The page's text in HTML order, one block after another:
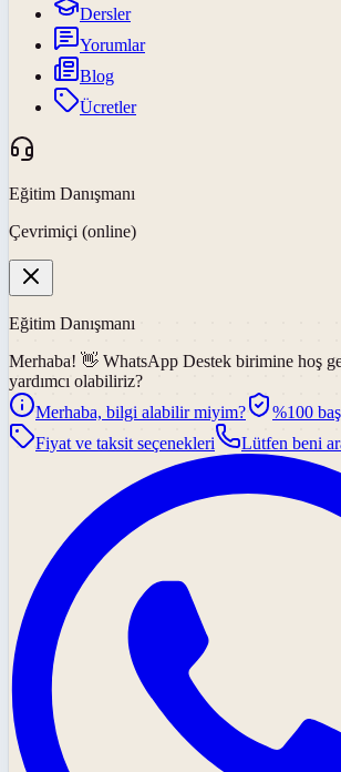
Dersler
Yorumlar
Blog
Ücretler
Eğitim Danışmanı
Çevrimiçi (online)
Eğitim Danışmanı
Merhaba! 👋 WhatsApp Destek birimine hoş
yardımcı olabiliriz?
Merhaba, bilgi alabilir miyim?
%100
Fiyat ve taksit seçenekleri
Lütfen beni